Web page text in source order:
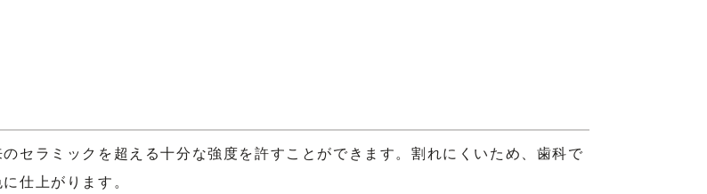
セラミックを超える十分な強度を許すことができます。割れにくいため、歯科で
仕上がります。